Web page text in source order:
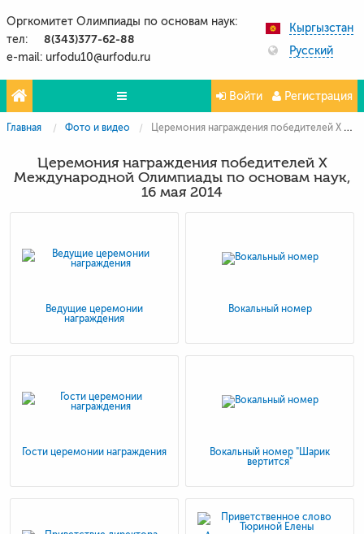
Оргкомитет Олимпиады по основам наук:
тел: 8(343)377-62-88
e-mail: urfodu10@urfodu.ru
Кыргызстан
Русский
Олимпиады
Проекты
Фото и видео
Войти Регистрация
Главная Фото и видео Церемония награждения победителей X Международной Олимпиады по основам наук, 16 мая 2014
Церемония награждения победителей X
Международной Олимпиады по основам наук,
16 мая 2014
Ведущие церемонии
награждения
Вокальный номер
Гости церемонии награждения
Вокальный номер "Шарик
вертится"